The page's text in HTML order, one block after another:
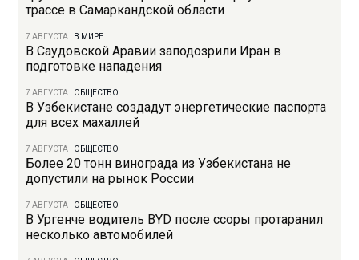
трассе в Самаркандской области
7 АВГУСТА В МИРЕ
В Саудовской Аравии заподозрили Иран в
подготовке нападения
7 АВГУСТА ОБЩЕСТВО
В Узбекистане создадут энергетические паспорта
для всех махаллей
7 АВГУСТА ОБЩЕСТВО
Более 20 тонн винограда из Узбекистана не
допустили на рынок России
7 АВГУСТА ОБЩЕСТВО
В Ургенче водитель BYD после ссоры протаранил
несколько автомобилей